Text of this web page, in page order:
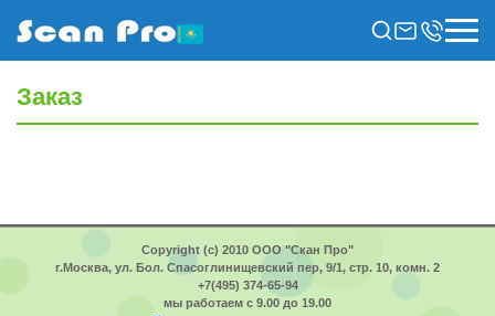
Заказ
Copyright (c) 2010 ООО "Скан Про"
г.Москва, ул. Бол. Спасоглинищевский пер, 9/1, стр. 10, комн. 2
+7(495) 374-65-94
мы работаем с 9.00 до 19.00